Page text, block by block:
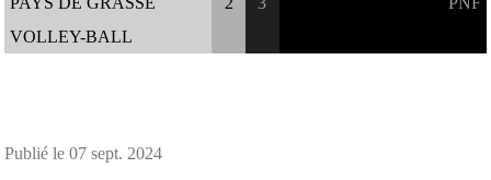
VOLLEY-BALL
Publié le 07 sept. 2024